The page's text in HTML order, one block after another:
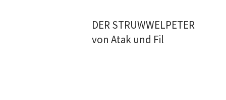
DER STRUWWELPETER
von Atak und Fil